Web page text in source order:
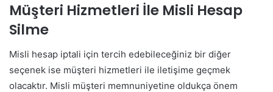
Müşteri Hizmetleri İle Misli Hesap
Silme
Misli hesap iptali için tercih edebileceğiniz bir diğer
seçenek ise müşteri hizmetleri ile iletişime geçmek
olacaktır. Misli müşteri memnuniyetine oldukça önem